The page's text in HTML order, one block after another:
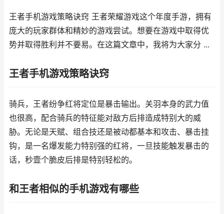
王者手机游戏策略诀窍 王者荣耀游戏这个年度手游，拥有
庞大的玩家群体和精妙的游戏尝试。想要在游戏中取得优
势并取得胜利并不要易。在这篇文章中，我将为大家分 ...
王者手机游戏策略诀窍
骑兵，王者纷争红将定位是暴击输出。关羽本身的武力值
也很高，配合骑兵的特征能对敌方后排造成特别大的威
胁。无论是天赋、组合技还是被动都基本和攻击、暴击挂
钩，是一名爆发能力特别强的红将，一旦技能触发暴击的
话，秒壹个脆皮后排是特别轻松的。
和王者相似的手机游戏有哪些